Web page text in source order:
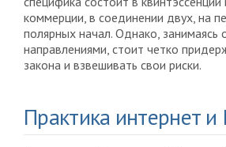
коммерции, в соединении двух, на
полярных начал. Однако, занимаясь
направлениями, стоит четко
закона и взвешивать свои риски.
Практика интернет и